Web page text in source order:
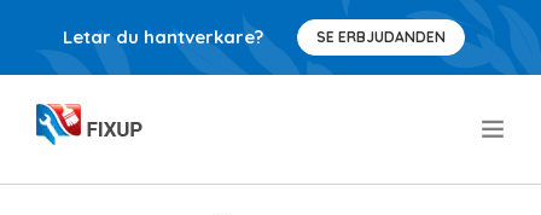
Letar du hantverkare? SE ERBJUDANDEN